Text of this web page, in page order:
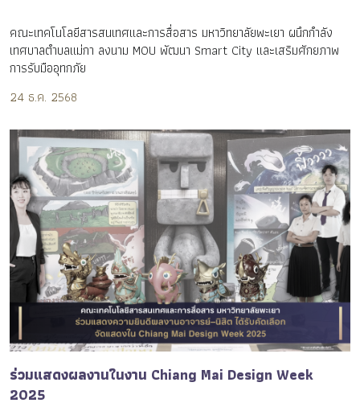
คณะเทคโนโลยีสารสนเทศและการสื่อสาร มหาวิทยาลัยพะเยา ผนึกกำลัง
เทศบาลตำบลแม่กา ลงนาม MOU พัฒนา Smart City และเสริมศักยภาพ
การรับมืออุทกภัย
24 ธ.ค. 2568
ร่วมแสดงผลงานในงาน Chiang Mai Design Week
2025